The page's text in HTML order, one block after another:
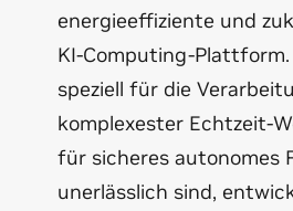
energieeffiziente und
KI-Computing-Plattform.
speziell für die
komplexester Echtzeit-
für sicheres autonomes
unerlässlich sind,